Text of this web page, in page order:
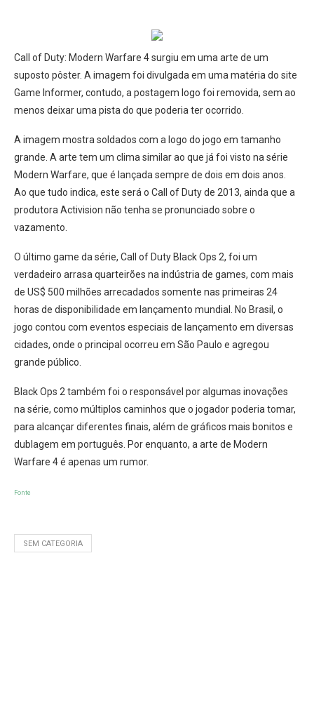
Call of Duty: Modern Warfare 4 surgiu em uma arte de um
suposto pôster. A imagem foi divulgada em uma matéria do site
Game Informer, contudo, a postagem logo foi removida, sem ao
menos deixar uma pista do que poderia ter ocorrido.
A imagem mostra soldados com a logo do jogo em tamanho
grande. A arte tem um clima similar ao que já foi visto na série
Modern Warfare, que é lançada sempre de dois em dois anos.
Ao que tudo indica, este será o Call of Duty de 2013, ainda que a
produtora Activision não tenha se pronunciado sobre o
vazamento.
O último game da série, Call of Duty Black Ops 2, foi um
verdadeiro arrasa quarteirões na indústria de games, com mais
de US$ 500 milhões arrecadados somente nas primeiras 24
horas de disponibilidade em lançamento mundial. No Brasil, o
jogo contou com eventos especiais de lançamento em diversas
cidades, onde o principal ocorreu em São Paulo e agregou
grande público.
Black Ops 2 também foi o responsável por algumas inovações
na série, como múltiplos caminhos que o jogador poderia tomar,
para alcançar diferentes finais, além de gráficos mais bonitos e
dublagem em português. Por enquanto, a arte de Modern
Warfare 4 é apenas um rumor.
Fonte
SEM CATEGORIA